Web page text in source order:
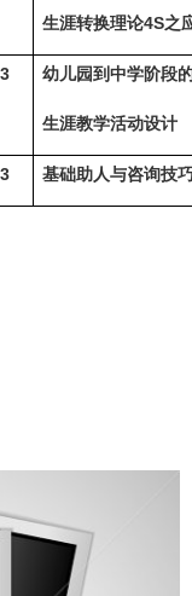
生涯转换理论4S之
3 幼儿园到中学阶段
生涯教学活动设计
3 基础助人与咨询技